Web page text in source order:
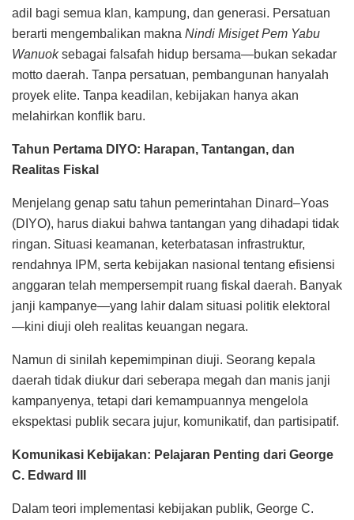
adil bagi semua klan, kampung, dan generasi. Persatuan
berarti mengembalikan makna Nindi Misiget Pem Yabu
Wanuoksebagai falsafah hidup bersama—bukan sekadar
motto daerah. Tanpa persatuan, pembangunan hanyalah
proyek elite. Tanpa keadilan, kebijakan hanya akan
melahirkan konflik baru.
Tahun Pertama DIYO: Harapan, Tantangan, dan
Realitas Fiskal
Menjelang genap satu tahun pemerintahan Dinard–Yoas
(DIYO), harus diakui bahwa tantangan yang dihadapi tidak
ringan. Situasi keamanan, keterbatasan infrastruktur,
rendahnya IPM, serta kebijakan nasional tentang efisiensi
anggaran telah mempersempit ruang fiskal daerah. Banyak
janji kampanye—yang lahir dalam situasi politik elektoral
—kini diuji oleh realitas keuangan negara.
Namun di sinilah kepemimpinan diuji. Seorang kepala
daerah tidak diukur dari seberapa megah dan manis janji
kampanyenya, tetapi dari kemampuannya mengelola
ekspektasi publik secara jujur, komunikatif, dan partisipatif.
Komunikasi Kebijakan: Pelajaran Penting dari George
C. Edward III
Dalam teori implementasi kebijakan publik, George C.